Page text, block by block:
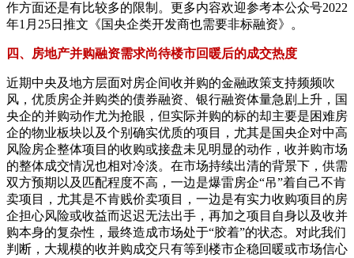
作方面还是有比较多的限制。更多内容欢迎参考本公众号2022
年1月25日推文《国央企类开发商也需要非标融资》。
四、房地产并购融资需求尚待楼市回暖后的成交热度
近期中央及地方层面对房企间收并购的金融政策支持频频吹
风，优质房企并购类的债券融资、银行融资体量急剧上升，国
央企的并购动作尤为抢眼，但实际并购的标的却主要是困难房
企的物业板块以及个别确实优质的项目，尤其是国央企对中高
风险房企整体项目的收购或接盘未见明显的动作，收并购市场
的整体成交情况也相对冷淡。在市场持续出清的背景下，供需
双方预期以及匹配程度不高，一边是爆雷房企“吊”着自己不肯
卖项目，尤其是不肯贱价卖项目，一边是有实力收购项目的房
企担心风险或收益而迟迟无法出手，再加之项目自身以及收并
购本身的复杂性，最终造成市场处于“胶着”的状态。对此我们
判断，大规模的收并购成交只有等到楼市企稳回暖或市场信心